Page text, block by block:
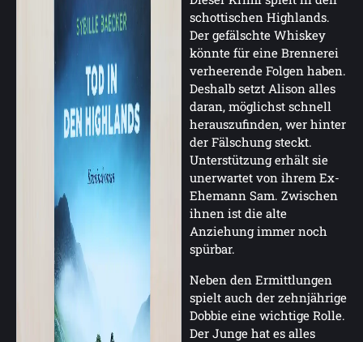
schottischen Highlands.
Der gefälschte Whiskey
könnte für eine Brennerei
verheerende Folgen haben.
Deshalb setzt Alison alles
daran, möglichst schnell
herauszufinden, wer hinter
der Fälschung steckt.
Unterstützung erhält sie
unerwartet von ihrem Ex-
Ehemann Sam. Zwischen
ihnen ist die alte
Anziehung immer noch
spürbar.
Neben den Ermittlungen
spielt auch der zehnjährige
Dobbie eine wichtige Rolle.
Der Junge hat es alles